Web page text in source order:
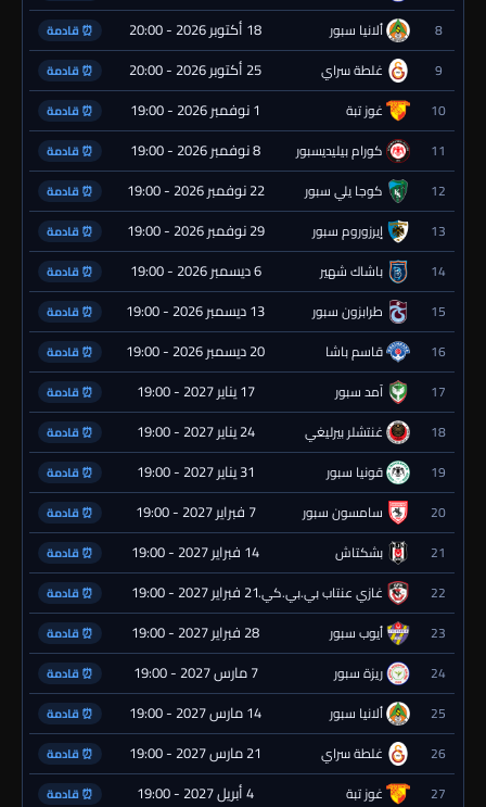
8 ألانيا سبور 18 أكتوبر 2026 - 20:00 ⏰ قادمة
9 غلطة سراي 25 أكتوبر 2026 - 20:00 ⏰ قادمة
10 غوز تبة 1 نوفمبر 2026 - 19:00 ⏰ قادمة
11 كورام بيليديسبور 8 نوفمبر 2026 - 19:00 ⏰ قادمة
12 كوجا يلي سبور 22 نوفمبر 2026 - 19:00 ⏰ قادمة
13 إيرزوروم سبور 29 نوفمبر 2026 - 19:00 ⏰ قادمة
14 باشاك شهير 6 ديسمبر 2026 - 19:00 ⏰ قادمة
15 طرابزون سبور 13 ديسمبر 2026 - 19:00 ⏰ قادمة
16 قاسم باشا 20 ديسمبر 2026 - 19:00 ⏰ قادمة
17 آمد سبور 17 يناير 2027 - 19:00 ⏰ قادمة
18 غنتشلر بيرليغي 24 يناير 2027 - 19:00 ⏰ قادمة
19 قونيا سبور 31 يناير 2027 - 19:00 ⏰ قادمة
20 سامسون سبور 7 فبراير 2027 - 19:00 ⏰ قادمة
21 بشكتاش 14 فبراير 2027 - 19:00 ⏰ قادمة
22 غازي عنتاب بي.بي.كي.21 فبراير 2027 - 19:00 ⏰ قادمة
23 أيوب سبور 28 فبراير 2027 - 19:00 ⏰ قادمة
24 ريزة سبور 7 مارس 2027 - 19:00 ⏰ قادمة
25 ألانيا سبور 14 مارس 2027 - 19:00 ⏰ قادمة
26 غلطة سراي 21 مارس 2027 - 19:00 ⏰ قادمة
27 غوز تبة 4 أبريل 2027 - 19:00 ⏰ قادمة